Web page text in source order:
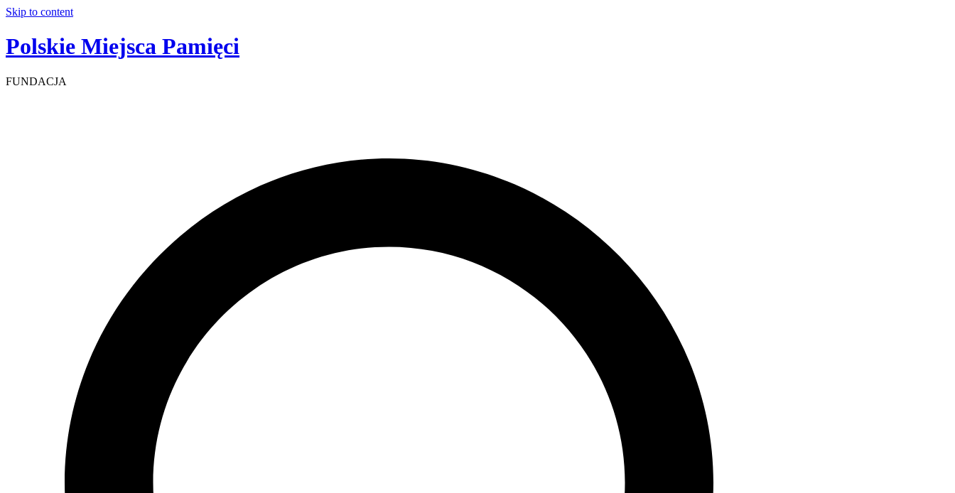
Skip to content
Polskie Miejsca Pamięci
FUNDACJA